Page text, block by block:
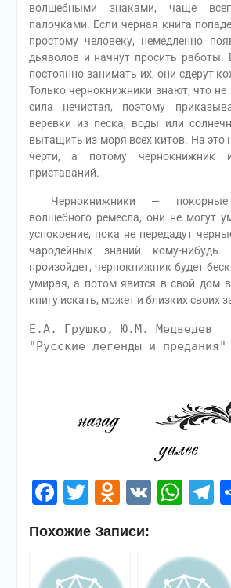
волшебными знаками, чаще
палочками. Если черная книга
простому человеку, немедленно
дьяволов и начнут просить
постоянно занимать их, они сдерут
Только чернокнижники знают, что не
сила нечистая, поэтому
веревки из песка, воды или
вытащить из моря всех китов. На это
черти, а потому чернокнижник
приставаний.
Чернокнижники —
волшебного ремесла, они не могут
успокоение, пока не передадут
чародейных знаний кому-
произойдет, чернокнижник будет
умирая, а потом явится в свой дом
книгу искать, может и близких своих
Е.А. Грушко, Ю.М. Медведев
"Русские легенды и предания"
Facebook
TwitterVK
Похожие Записи: